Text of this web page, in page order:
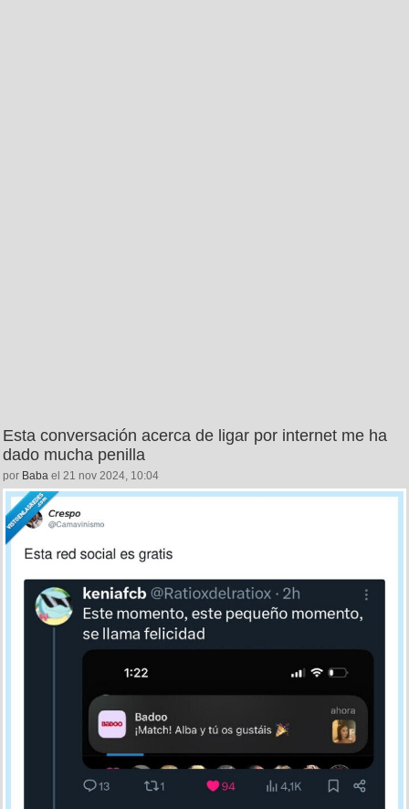
Esta conversación acerca de ligar por internet me ha
dado mucha penilla
por Baba el 21 nov 2024, 10:04